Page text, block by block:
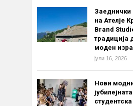
Заеднички
на Ателје
Brand
традиција
моден
јули 16, 2026
Нови